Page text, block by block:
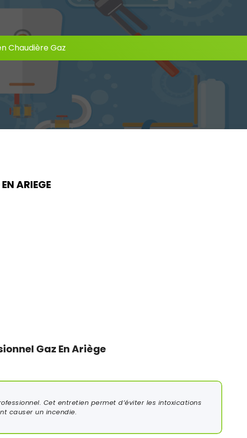
Chaudière Gaz
ARIEGE
Gaz En Ariège
Cet entretien permet d’éviter les intoxications
causer un incendie.